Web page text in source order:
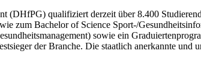
(DHfPG) qualifiziert derzeit über 8.400
zum Bachelor of Science Sport-/
sowie ein
der Branche. Die staatlich anerkannte